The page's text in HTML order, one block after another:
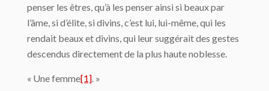
penser les êtres, qu’à les penser ainsi si beaux par
l’âme, si d’élite, si divins, c’est lui, lui-même, qui les
rendait beaux et divins, qui leur suggérait des gestes
descendus directement de la plus haute noblesse.
« Une femme[1] . »